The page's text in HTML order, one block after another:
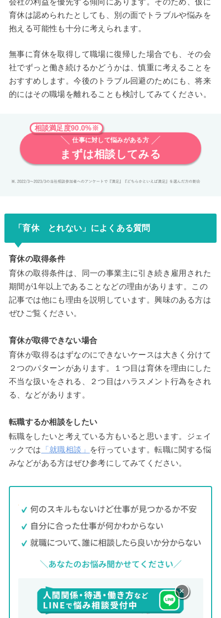
育休は認められたとしても、別の面でトラブルや悩みを
抱える可能性も十分に考えられます。
無事に育休を取得して職場に復帰した場合でも、その会
社でずっと働き続けるかどうかは、慎重に考えることを
おすすめします。今後のトラブル回避のためにも、将来
的にはその職場を離れることも検討してみてください。
相談満足度90.0%※
仕事に対して悩みがある方
まずは相談してみる
「育休 とれない」によくある質問
育休の取得条件
育休の取得条件は、同一の事業主に引き続き雇用された
期間が1年以上であることなどの理由があります。この
記事では他にも理由を説明しています。興味のある方は
ぜひご覧ください。
育休が取得できない場合
育休が取得るはずなのにできないケースは大きく分けて
２つのパターンがあります。１つ目は育休を理由にした
不当な扱いをされる、２つ目はハラスメント行為をされ
る、などがあります。
転職するか相談をしたい
転職をしたいと考えている方もいると思います。ジェイ
ックでは 「就職相談」
を行っています。転職に関する悩
みなどがある方はぜひ参考にしてみてください。
×